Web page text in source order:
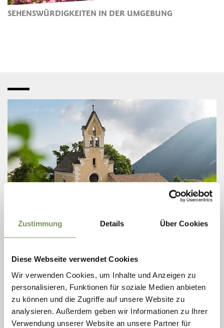
Zustimmung Details Über Cookies
Diese Webseite verwendet Cookies
Wir verwenden Cookies, um Inhalte und Anzeigen zu
personalisieren, Funktionen für soziale Medien anbieten
zu können und die Zugriffe auf unsere Website zu
analysieren. Außerdem geben wir Informationen zu Ihrer
Verwendung unserer Website an unsere Partner für
SEHENSWÜRDIGKEITEN IN DER UMGEBUNG
ST. SEBASTIAN KIRCHE IN PLATZERS
Die Kirche St. Sebastian in Platzers wurde im neuromanischem Stil in
den Jahren 1889/90 nach Entwürfen von Anton Geppert ausgeführt,
nachdem die alte Kirche am ...
T+39 0473 920822
info@tisensprissian.com
www.tisensprissian.com